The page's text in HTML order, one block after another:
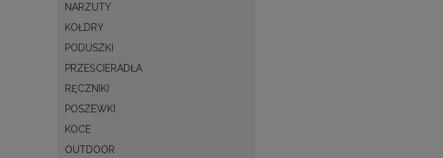
NARZUTY
KOŁDRY
PODUSZKI
PRZEŚCIERADŁA
RĘCZNIKI
POSZEWKI
KOCE
OUTDOOR